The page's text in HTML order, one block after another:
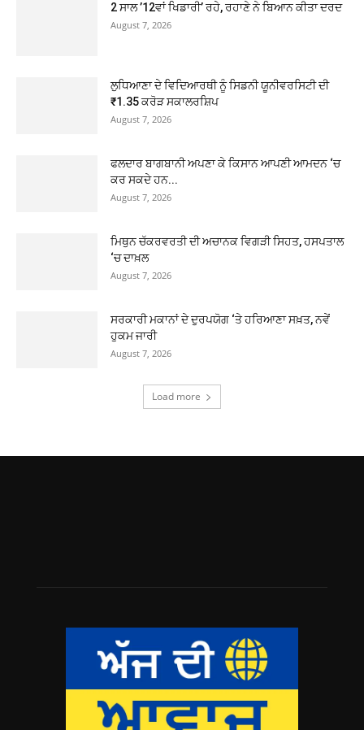
2 ਸਾਲ ’12ਵਾਂ ਖਿਡਾਰੀ’ ਰਹੇ, ਰਹਾਣੇ ਨੇ ਬਿਆਨ ਕੀਤਾ ਦਰਦ
August 7, 2026
ਲੁਧਿਆਣਾ ਦੇ ਵਿਦਿਆਰਥੀ ਨੂੰ ਸਿਡਨੀ ਯੂਨੀਵਰਸਿਟੀ ਦੀ
₹1.35 ਕਰੋੜ ਸਕਾਲਰਸ਼ਿਪ
August 7, 2026
ਫਲਦਾਰ ਬਾਗਬਾਨੀ ਅਪਣਾ ਕੇ ਕਿਸਾਨ ਆਪਣੀ ਆਮਦਨ ‘ਚ
ਕਰ ਸਕਦੇ ਹਨ...
August 7, 2026
ਮਿਥੁਨ ਚੱਕਰਵਰਤੀ ਦੀ ਅਚਾਨਕ ਵਿਗੜੀ ਸਿਹਤ, ਹਸਪਤਾਲ
‘ਚ ਦਾਖ਼ਲ
August 7, 2026
ਸਰਕਾਰੀ ਮਕਾਨਾਂ ਦੇ ਦੁਰਪਯੋਗ ‘ਤੇ ਹਰਿਆਣਾ ਸਖ਼ਤ, ਨਵੇਂ
ਹੁਕਮ ਜਾਰੀ
August 7, 2026
Load more